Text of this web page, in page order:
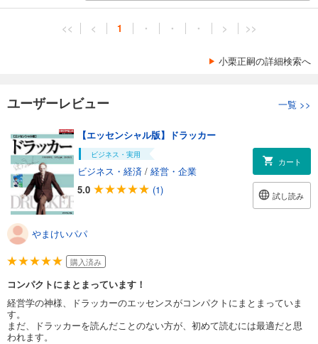
<< < 1 ・ ・ ・ > >>
小栗正嗣の詳細検索へ
ユーザーレビュー 一覧 >>
【エッセンシャル版】ドラッカー
ビジネス・実用
ビジネス・経済 / 経営・企業
5.0
(1)
カート
試し読み
やまけいパパ
購入済み
コンパクトにまとまっています！
経営学の神様、ドラッカーのエッセンスがコンパクトにまとまっていま
す。
まだ、ドラッカーを読んだことのない方が、初めて読むには最適だと思
われます。